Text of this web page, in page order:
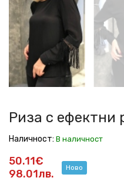
ефектни
ръкави
ефектни
ръкави
ефектни
ръкави
ефектни
ръкави
ефектни
ръкави
Риза с ефектни
Наличност: В наличност
50.11€
98.01лв.
Ново